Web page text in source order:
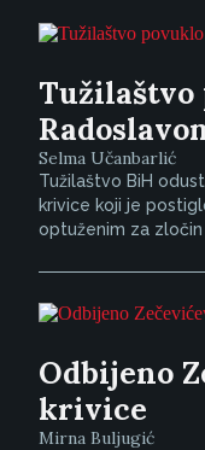
Tužilaštvo
Selma Učanbarlić
Tužilaštvo BiH
krivice koji je
optuženim za zločin
Odbijeno
krivice
Mirna Buljugić